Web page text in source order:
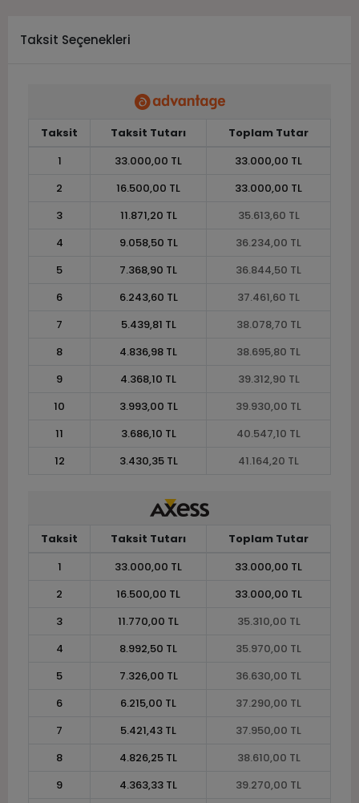
Taksit Seçenekleri
Taksit Taksit Tutarı
Toplam Tutar
1
33.000,00 TL
33.000,00 TL
2
16.500,00 TL
33.000,00 TL
3
11.871,20 TL
35.613,60 TL
4
9.058,50 TL
36.234,00 TL
5
7.368,90 TL
36.844,50 TL
6
6.243,60 TL
37.461,60 TL
7
5.439,81 TL
38.078,70 TL
8
4.836,98 TL
38.695,80 TL
9
4.368,10 TL
39.312,90 TL
10
3.993,00 TL
39.930,00 TL
11
3.686,10 TL
40.547,10 TL
12
3.430,35 TL 41.164,20 TL
Taksit Taksit Tutarı
Toplam Tutar
1
33.000,00 TL
33.000,00 TL
2
16.500,00 TL
33.000,00 TL
3
11.770,00 TL
35.310,00 TL
4
8.992,50 TL
35.970,00 TL
5
7.326,00 TL
36.630,00 TL
6
6.215,00 TL
37.290,00 TL
7
5.421,43 TL
37.950,00 TL
8
4.826,25 TL
38.610,00 TL
9
4.363,33 TL
39.270,00 TL